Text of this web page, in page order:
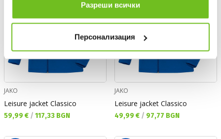
Разреши всички
Персонализация
JAKO
Leisure jacket Classico
Текуща цена:
59,99 € / 117,33 BGN
JAKO
Leisure jacket Classico
Текуща цена:
49,99 € / 97,77 BGN